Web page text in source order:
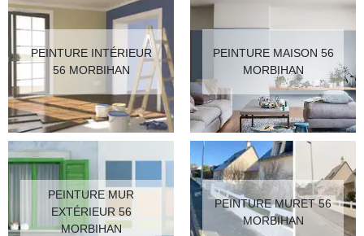
PEINTURE INTÉRIEUR
56 MORBIHAN
PEINTURE MAISON 56
MORBIHAN
PEINTURE MUR
EXTÉRIEUR 56
MORBIHAN
PEINTURE MURET 56
MORBIHAN